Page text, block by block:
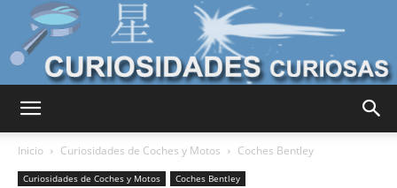
Inicio Curiosidades de Coches y Motos Coches Bentley
Curiosidades de Coches y Motos Coches Bentley